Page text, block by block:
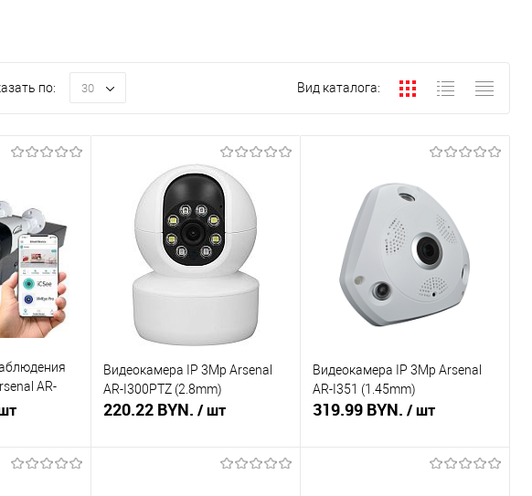
по: 30 Вид каталога:
AR-
Видеокамера IP 3Mp Arsenal
AR-I300PTZ (2.8mm)
220.22 BYN. / шт
Видеокамера IP 3Mp Arsenal
AR-I351 (1.45mm)
319.99 BYN. / шт